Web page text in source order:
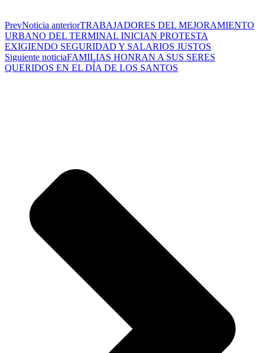
PrevNoticia anteriorTRABAJADORES DEL MEJORAMIENTO
URBANO DEL TERMINAL INICIAN PROTESTA
EXIGIENDO SEGURIDAD Y SALARIOS JUSTOS
Siguiente noticiaFAMILIAS HONRAN A SUS SERES
QUERIDOS EN EL DÍA DE LOS SANTOS